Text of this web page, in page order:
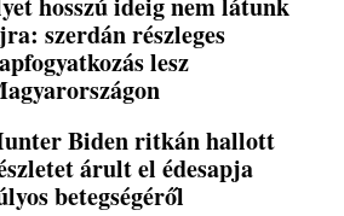
hosszú ideig nem látunk
szerdán részleges
lesz
Biden ritkán hallott
árult el édesapja
betegségéről